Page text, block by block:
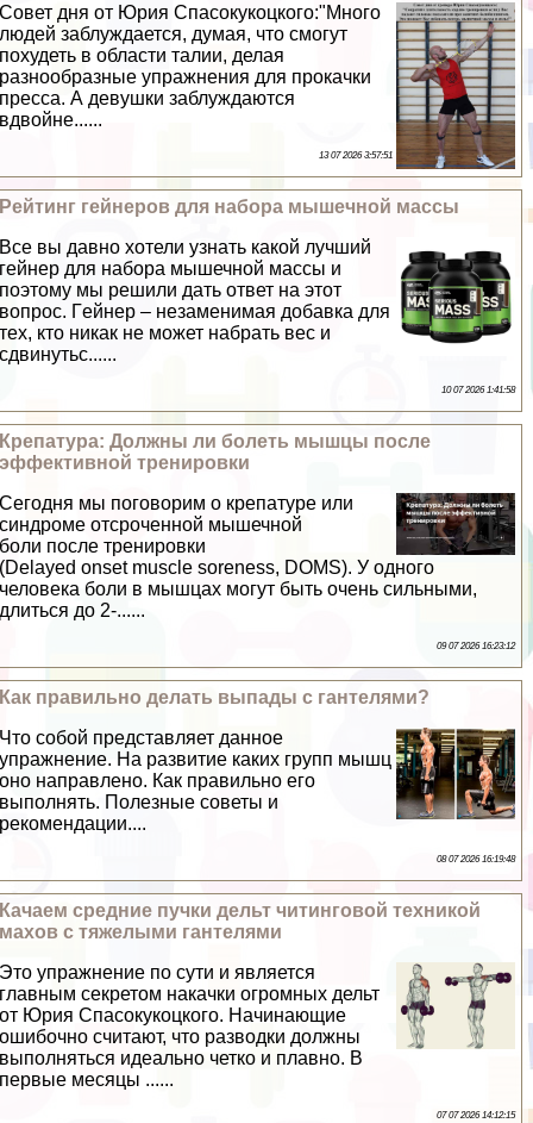
Совет дня от Юрия Спасокукоцкого:"Много
людей заблуждается, думая, что смогут
похудеть в области талии, делая
разнообразные упражнения для прокачки
пресса. А дeвyшки заблуждаются
вдвойне......
13 07 2026 3:57:51
Рейтинг гeйнеров для набора мышечной массы
Все вы давно хотели узнать какой лучший
гeйнер для набора мышечной массы и
поэтому мы решили дать ответ на этот
вопрос. Гeйнер – незаменимая добавка для
тех, кто никак не может набрать вес и
сдвинутьс......
10 07 2026 1:41:58
Крепатура: Должны ли болеть мышцы после
эффективной тренировки
Сегодня мы поговорим о крепатуре или
синдроме отсроченной мышечной
боли после тренировки
(Delayed onset muscle soreness, DOMS). У одного
человека боли в мышцах могут быть очень сильными,
длиться до 2-......
09 07 2026 16:23:12
Как правильно делать выпады с гантелями?
Что собой представляет данное
упражнение. На развитие каких групп мышц
оно направлено. Как правильно его
выполнять. Полезные советы и
рекомендации....
08 07 2026 16:19:48
Качаем средние пучки дельт читинговой техникой
махов с тяжелыми гантелями
Это упражнение по сути и является
главным секретом накачки огромных дельт
от Юрия Спасокукоцкого. Начинающие
ошибочно считают, что разводки должны
выполняться идеально четко и плавно. В
первые месяцы ......
07 07 2026 14:12:15